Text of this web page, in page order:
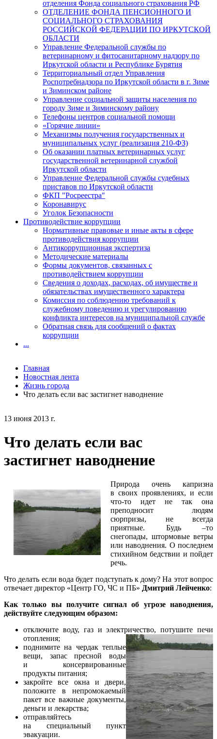
13 июня 2013 г.
Что делать если вас
застигнет наводнение
Природа очень капризна
в своих проявлениях, и если
что-то идет не так она
преподносит людям
сюрпризы, не всегда
приятные. Будь –то
снегопады, штормовые ветры
или наводнения. О последнем
стихийном бедствии и пойдет
речь.
Что делать если вода будет подступать к дому? На этот вопрос
отвечает директор «Центр ГО, ЧС и ПБ» Дмитрий Лейченко:
Как только вы получите сигнал об угрозе наводнения,
действуйте следующим образом:
отключите воду, газ и электричество, потушите печи
отопления;
поднимите на чердак теплые
вещи, запас пресной воды
и консервированные
продукты питания;
закройте все окна и двери,
положите в непромокаемый
пакет все важные документы,
деньги и лекарства;
отправляйтесь
на специальный пункт
эвакуации.
отделения Фонда социального страхования РФ
ОТДЕЛЕНИЕ ФОНДА ПЕНСИОННОГО И
СОЦИАЛЬНОГО СТРАХОВАНИЯ
РОССИЙСКОЙ ФЕДЕРАЦИИ ПО ИРКУТСКОЙ
ОБЛАСТИ
Управление Федеральной службы по
ветеринарному и фитосанитарному надзору по
Иркутской области и Республике Бурятия
Территориальный отдел Управления
Роспотребнадзора по Иркутской области в г. Зиме
и Зиминском районе
Управление социальной защиты населения по
городу Зиме и Зиминскому району
Телефоны центров социальной помощи
«Горячие линии»
Механизмы получения государственных и
муниципальных услуг (реализация 210-ФЗ)
Об оказании платных ветеринарных услуг
государственной ветеринарной службой
Иркутской области
Управление Федеральной службы судебных
приставов по Иркутской области
ФКП "Росреестра"
Коронавирус
Уголок Безопасности
Противодействие коррупции
Нормативные правовые и иные акты в сфере
противодействия коррупции
Антикоррупционная экспертиза
Методические материалы
Формы документов, связанных с
противодействием коррупции
Сведения о доходах, расходах, об имуществе и
обязательствах имущественного характера
Комиссия по соблюдению требований к
служебному поведению и урегулированию
конфликта интересов на муниципальной службе
Обратная связь для сообщений о фактах
коррупции
...
Главная
Новостная лента
Жизнь города
Что делать если вас застигнет наводнение